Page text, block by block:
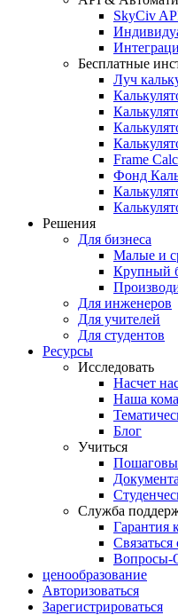
SkyCiv
Бесплатные
Луч
Frame
Фонд
Решения
Для бизнеса
Малые и
Крупный
Для инженеров
Для учителей
Для студентов
Ресурсы
Исследовать
Насчет
Наша
Блог
Учиться
Служба
Гарантия
Вопросы-
ценообразование
Авторизоваться
Зарегистрироваться